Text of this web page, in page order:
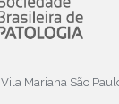
Mariana São